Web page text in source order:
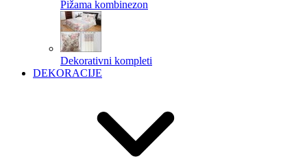
Pižama kombinezon
Dekorativni kompleti
DEKORACIJE